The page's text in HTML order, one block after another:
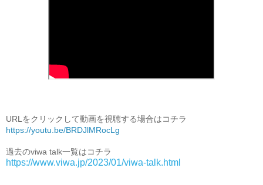
URLをクリックして動画を視聴する場合はコチラ
https://youtu.be/BRDJlMRocLg
https://www.viwa.jp/2023/01/viwa-talk.html